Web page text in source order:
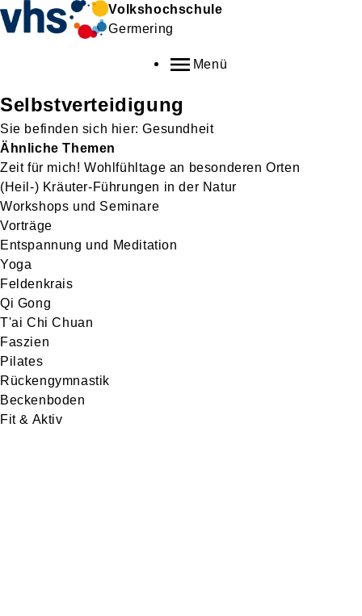
Volkshochschule
Germering
Menü
Selbstverteidigung
Gesundheit
Ähnliche Themen
Zeit für mich! Wohlfühltage an besonderen Orten
(Heil-) Kräuter-Führungen in der Natur
Workshops und Seminare
Vorträge
Entspannung und Meditation
Yoga
Feldenkrais
Qi Gong
T'ai Chi Chuan
Faszien
Pilates
Rückengymnastik
Beckenboden
Fit & Aktiv